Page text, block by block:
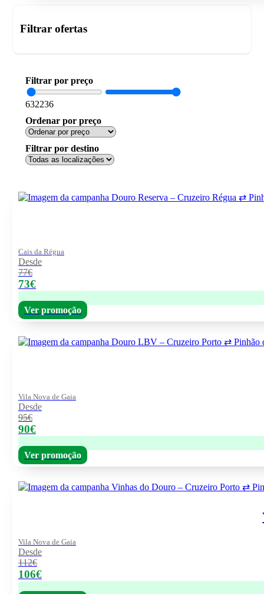
Filtrar ofertas
Filtrar por preço
632236
Ordenar por preço
Filtrar por destino
Cais da Régua
Desde
77€
73€
Ver promoção
Vila Nova de Gaia
Desde
95€
90€
Ver promoção
Vila Nova de Gaia
Desde
112€
106€